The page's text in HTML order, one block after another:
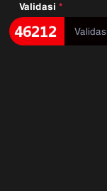
Validasi *